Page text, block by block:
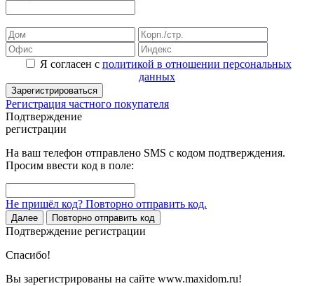
Я согласен с политикой в отношении персональных
данных
Зарегистрироваться
Регистрация частного покупателя
Подтверждение
регистрации
На ваш телефон отправлено SMS с кодом подтверждения.
Просим ввести код в поле:
Не пришёл код? Повторно отправить код.
Далее Повторно отправить код
Подтверждение регистрации
Спасибо!
Вы зарегистрированы на сайте www.maxidom.ru!